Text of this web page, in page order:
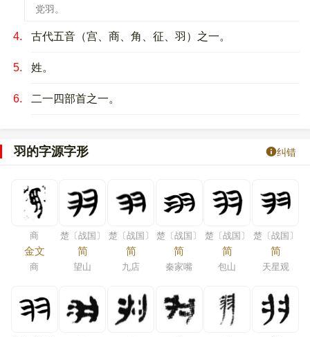
党羽。
4. 古代五音（宫、商、角、征、羽）之一。
5. 姓。
6. 二一四部首之一。
羽的字源字形 纠错
商
金文
商
楚〔战国〕
简
望山
楚〔战国〕
简
九店
楚〔战国〕
简
秦家嘴
楚〔战国〕
简
包山
楚〔战国〕
简
天星观